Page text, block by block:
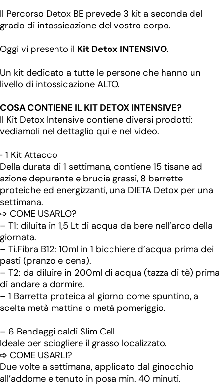
Il Percorso Detox BE prevede 3 kit a seconda del
grado di intossicazione del vostro corpo.
Oggi vi presento il Kit Detox INTENSIVO.
Un kit dedicato a tutte le persone che hanno un
livello di intossicazione ALTO.
COSA CONTIENE IL KIT DETOX INTENSIVE?
Il Kit Detox Intensive contiene diversi prodotti:
vediamoli nel dettaglio qui e nel video.
⁃ 1 Kit Attacco
Della durata di 1 settimana, contiene 15 tisane ad
azione depurante e brucia grassi, 8 barrette
proteiche ed energizzanti, una DIETA Detox per una
settimana.
➩ COME USARLO?
– T1: diluita in 1,5 Lt di acqua da bere nell’arco della
giornata.
– Ti.Fibra B12: 10ml in 1 bicchiere d’acqua prima dei
pasti (pranzo e cena).
– T2: da diluire in 200ml di acqua (tazza di tè) prima
di andare a dormire.
– 1 Barretta proteica al giorno come spuntino, a
scelta metà mattina o metà pomeriggio.
– 6 Bendaggi caldi Slim Cell
Ideale per sciogliere il grasso localizzato.
➩ COME USARLI?
Due volte a settimana, applicato dal ginocchio
all’addome e tenuto in posa min. 40 minuti.